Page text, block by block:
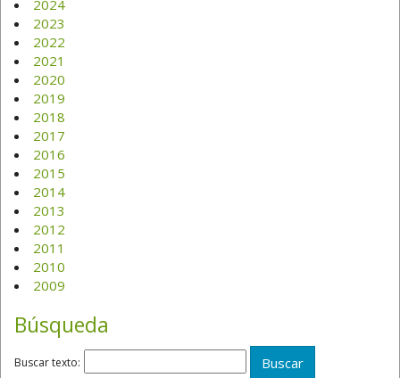
2024
2023
2022
2021
2020
2019
2018
2017
2016
2015
2014
2013
2012
2011
2010
2009
Búsqueda
Buscar texto: